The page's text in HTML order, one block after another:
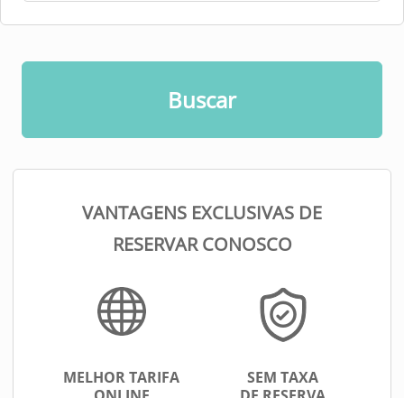
Buscar
VANTAGENS EXCLUSIVAS DE
RESERVAR CONOSCO
MELHOR TARIFA
SEM TAXA